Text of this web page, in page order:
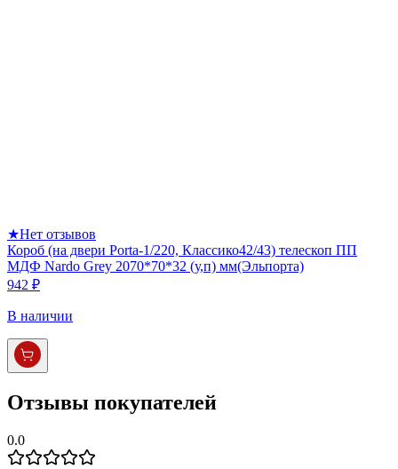
★Нет отзывов
Короб (на двери Porta-1/220, Классико42/43) телескоп ПП
МДФ Nardo Grey 2070*70*32 (у,п) мм(Эльпорта)
942 ₽
В наличии
Отзывы покупателей
0.0